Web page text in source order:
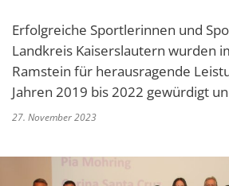
Erfolgreiche Sportlerinnen und
Landkreis Kaiserslautern wurden
Ramstein für herausragende
Jahren 2019 bis 2022 gewürdigt
27. November 2023